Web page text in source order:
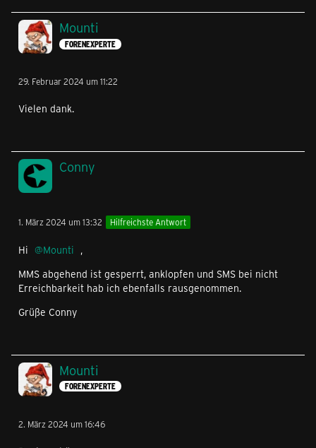
Mounti
FORENEXPERTE
29. Februar 2024 um 11:22
Vielen dank.
Conny
1. März 2024 um 13:32 Hilfreichste Antwort
Hi Mounti ,
MMS abgehend ist gesperrt, anklopfen und SMS bei nicht
Erreichbarkeit hab ich ebenfalls rausgenommen.
Grüße Conny
Mounti
FORENEXPERTE
2. März 2024 um 16:46